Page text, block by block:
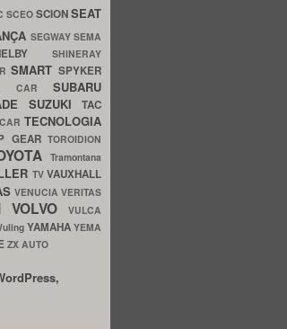
SCEO SCIONSEAT
SEGWAYSEMA
SHINERAY
SMART SPYKER
CAR SUBARU
SUZUKITAC
TECNOLOGIA
GEARTOROIDION
Tramontana
TVVAUXHALL
VENUCIAVERITAS
VOLVO
VULCA
YAMAHA YEMA
ZX AUTO